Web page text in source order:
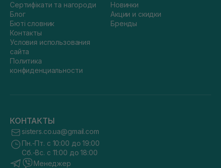
Сертифікати та нагороди
Блог
Бюті словник
Контакты
Условия использования
сайта
Политика
конфиденциальности
Новинки
Акции и скидки
Бренды
КОНТАКТЫ
sisters.co.ua@gmail.com
Пн.-Пт. с 10:00 до 19:00
Сб.-Вс. с 11:00 до 18:00
Менеджер